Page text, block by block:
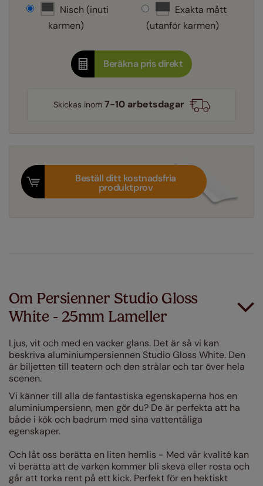
Nisch (inuti
karmen)
Exakta mått
(utanför karmen)
Beräkna pris direkt
Skickas inom 7-10 arbetsdagar
Beställ ditt kostnadsfria
produktprov
Om Persienner Studio Gloss
White - 25mm Lameller
Ljus, vit och med en vacker glans. Det är så vi kan
beskriva aluminiumpersiennen Studio Gloss White. Den
är biljetten till teatern och den strålar och tar över hela
scenen.
Vi känner till alla de fantastiska egenskaperna hos en
aluminiumpersienn, men gör du? De är perfekta att ha
både i kök och badrum med sina vattentåliga
egenskaper.
Och låt oss berätta en liten hemlis - Med vår kvalité kan
vi berätta att de varken kommer bli skeva eller rosta och
går att torka rent på ett kick. Perfekt för en hektiskt